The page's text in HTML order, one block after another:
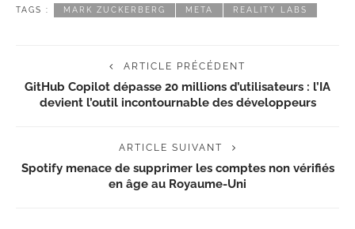
TAGS : MARK ZUCKERBERG META REALITY LABS
ARTICLE PRÉCÉDENT
GitHub Copilot dépasse 20 millions d’utilisateurs : l’IA
devient l’outil incontournable des développeurs
ARTICLE SUIVANT
Spotify menace de supprimer les comptes non vérifiés
en âge au Royaume-Uni